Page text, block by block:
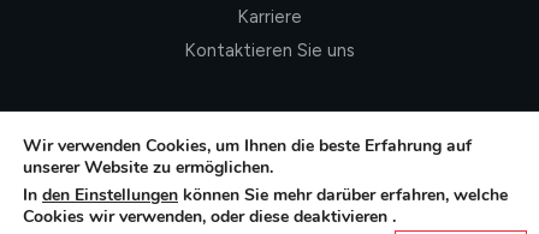
Karriere
Kontaktieren Sie uns
Wir verwenden Cookies, um Ihnen die beste Erfahrung auf
unserer Website zu ermöglichen.
In den Einstellungen können Sie mehr darüber erfahren, welche
Cookies wir verwenden, oder diese deaktivieren .